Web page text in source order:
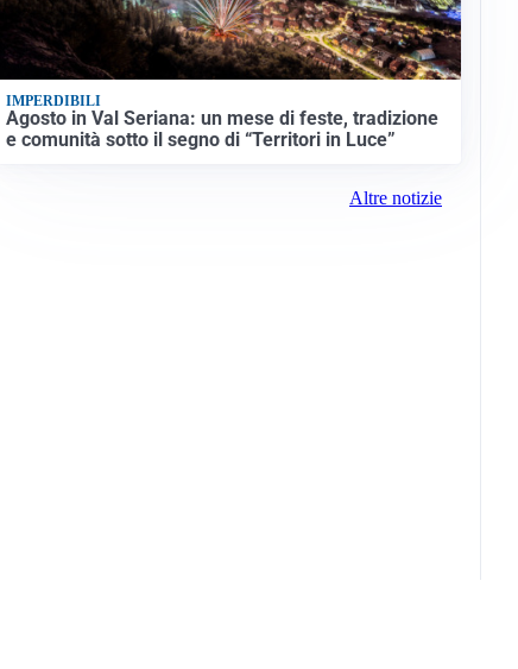
IMPERDIBILI
Agosto in Val Seriana: un mese di feste, tradizione
e comunità sotto il segno di “Territori in Luce”
Altre notizie